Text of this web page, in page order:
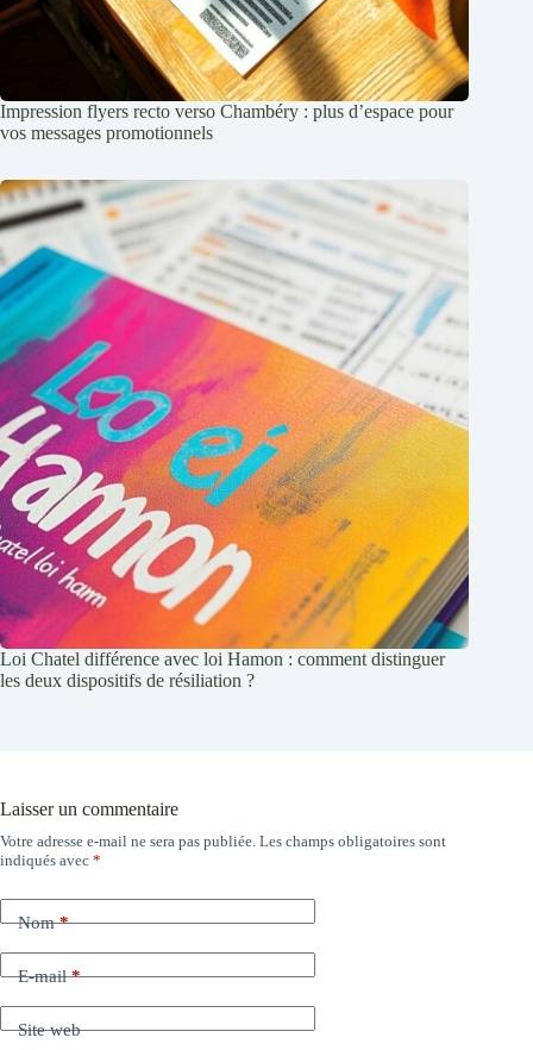
Impression flyers recto verso Chambéry : plus d’espace pour
vos messages promotionnels
Loi Chatel différence avec loi Hamon : comment distinguer
les deux dispositifs de résiliation ?
Laisser un commentaire
Votre adresse e-mail ne sera pas publiée. Les champs obligatoires sont
indiqués avec *
Nom*
E-mail*
Site web